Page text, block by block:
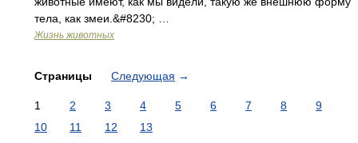
тела, как змеи.&#8230; …
Жизнь животных
Страницы Следующая →
1 2 3 4 5 6 7 8
9
10
11 12 13